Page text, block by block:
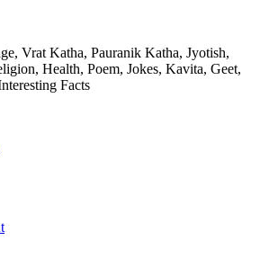
Vrat Katha, Pauranik Katha, Jyotish,
Health, Poem, Jokes, Kavita, Geet,
Facts